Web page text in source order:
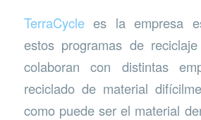
TerraCyclees la empresa
estos programas de
colaboran con distintas
reciclado de material
como puede ser el material